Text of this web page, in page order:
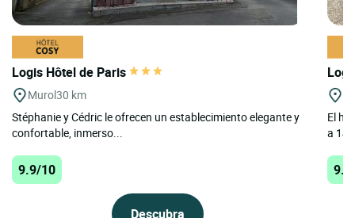
Logis Hôtel de Paris
Murol30 km
Stéphanie y Cédric le ofrecen un establecimiento elegante y
confortable, inmerso...
9.9/10
Descubra
El
a 14